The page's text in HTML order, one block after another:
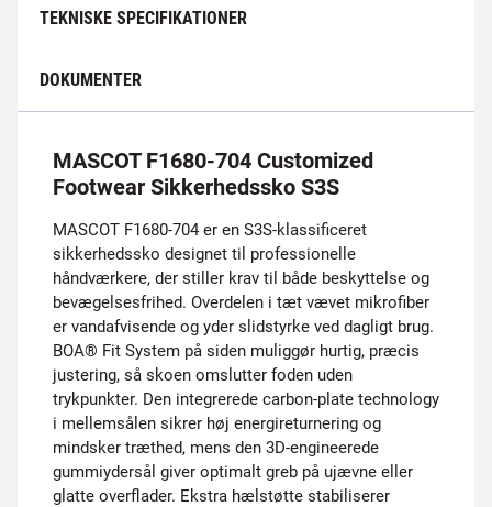
TEKNISKE SPECIFIKATIONER
DOKUMENTER
MASCOT F1680-704 Customized
Footwear Sikkerhedssko S3S
MASCOT F1680-704 er en S3S-klassificeret
sikkerhedssko designet til professionelle
håndværkere, der stiller krav til både beskyttelse og
bevægelsesfrihed. Overdelen i tæt vævet mikrofiber
er vandafvisende og yder slidstyrke ved dagligt brug.
BOA® Fit System på siden muliggør hurtig, præcis
justering, så skoen omslutter foden uden
trykpunkter. Den integrerede carbon-plate technology
i mellemsålen sikrer høj energireturnering og
mindsker træthed, mens den 3D-engineerede
gummiydersål giver optimalt greb på ujævne eller
glatte overflader. Ekstra hælstøtte stabiliserer